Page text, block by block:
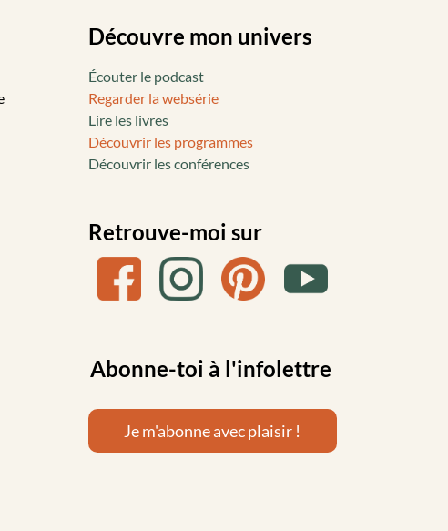
Découvre mon univers
Écouter le podcast
Regarder la websérie
Lire les livres
Découvrir les programmes
Découvrir les conférences
Retrouve-moi sur
Abonne-toi à l'infolettre
Je m'abonne avec plaisir !